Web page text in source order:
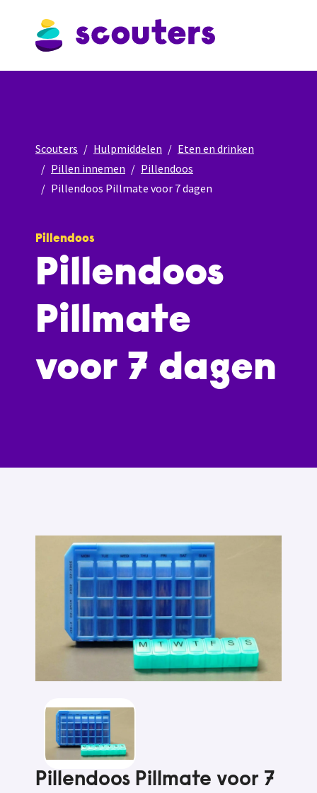
Scouters Hulpmiddelen
Eten en drinken
Pillen innemen
Pillendoos
Pillendoos Pillmate voor 7 dagen
Pillendoos
Pillendoos
Pillmate
voor 7 dagen
Pillendoos Pillmate voor 7